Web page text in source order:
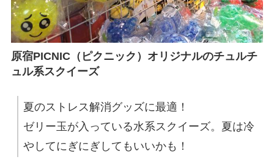
原宿PICNIC（ピクニック）オリジナルのチュルチ
ュル系スクイーズ
夏のストレス解消グッズに最適！
ゼリー玉が入っている水系スクイーズ。夏は冷
やしてにぎにぎしてもいいかも！